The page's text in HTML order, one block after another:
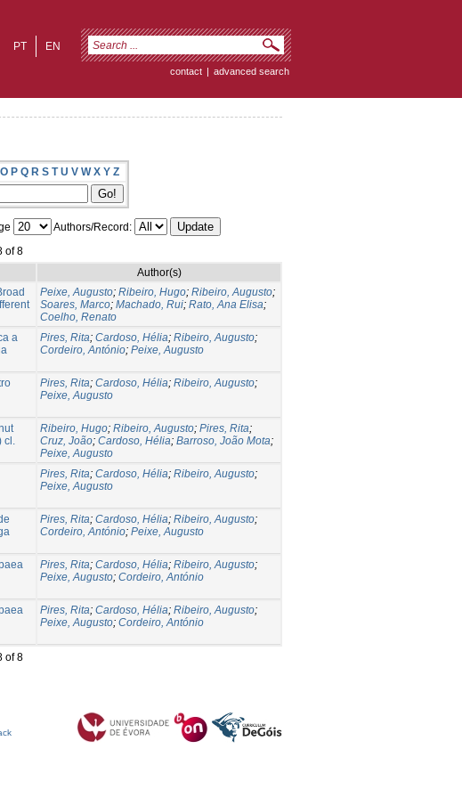
EN
PT
contact | advanced search
O P Q R S T U V W X Y Z
Authors/Record:
of 8
Author(s)
Peixe, Augusto; Ribeiro, Hugo; Ribeiro, Augusto;
Soares, Marco; Machado, Rui; Rato, Ana Elisa;
Coelho, Renato
a
Pires, Rita; Cardoso, Hélia; Ribeiro, Augusto;
Cordeiro, António; Peixe, Augusto
Pires, Rita; Cardoso, Hélia; Ribeiro, Augusto;
Peixe, Augusto
cl.
Ribeiro, Hugo; Ribeiro, Augusto; Pires, Rita;
Cruz, João; Cardoso, Hélia; Barroso, João Mota;
Peixe, Augusto
Pires, Rita; Cardoso, Hélia; Ribeiro, Augusto;
Peixe, Augusto
Pires, Rita; Cardoso, Hélia; Ribeiro, Augusto;
Cordeiro, António; Peixe, Augusto
Pires, Rita; Cardoso, Hélia; Ribeiro, Augusto;
Peixe, Augusto; Cordeiro, António
Pires, Rita; Cardoso, Hélia; Ribeiro, Augusto;
Peixe, Augusto; Cordeiro, António
of 8